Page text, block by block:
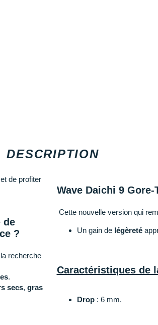
DESCRIPTION
de profiter
de
?
recherche
.
secs, gras
Wave Daichi 9
Cette nouvelle version qui
Un gain de légèreté
Caractéristiques de
Drop: 6 mm.